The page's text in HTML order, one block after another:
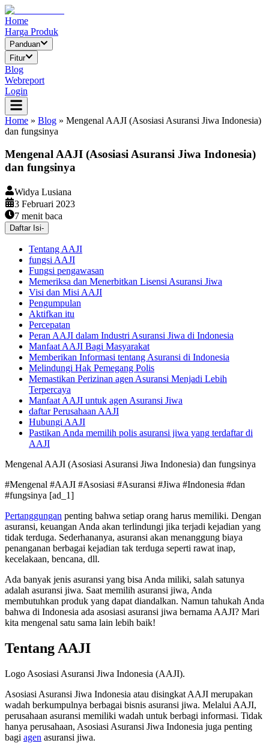
Home
Harga Produk
Panduan
Fitur
Blog
Webreport
Login
Home » Blog » Mengenal AAJI (Asosiasi Asuransi Jiwa Indonesia)
dan fungsinya
Mengenal AAJI (Asosiasi Asuransi Jiwa Indonesia)
dan fungsinya
Widya Lusiana
3 Februari 2023
7 menit baca
Daftar Isi-
Tentang AAJI
fungsi AAJI
Fungsi pengawasan
Memeriksa dan Menerbitkan Lisensi Asuransi Jiwa
Visi dan Misi AAJI
Pengumpulan
Aktifkan itu
Percepatan
Peran AAJI dalam Industri Asuransi Jiwa di Indonesia
Manfaat AAJI Bagi Masyarakat
Memberikan Informasi tentang Asuransi di Indonesia
Melindungi Hak Pemegang Polis
Memastikan Perizinan agen Asuransi Menjadi Lebih
Terpercaya
Manfaat AAJI untuk agen Asuransi Jiwa
daftar Perusahaan AAJI
Hubungi AAJI
Pastikan Anda memilih polis asuransi jiwa yang terdaftar di
AAJI
Mengenal AAJI (Asosiasi Asuransi Jiwa Indonesia) dan fungsinya
#Mengenal #AAJI #Asosiasi #Asuransi #Jiwa #Indonesia #dan
#fungsinya [ad_1]
Pertanggungan penting bahwa setiap orang harus memiliki. Dengan
asuransi, keuangan Anda akan terlindungi jika terjadi kejadian yang
tidak terduga. Sederhananya, asuransi akan menanggung biaya
penanganan berbagai kejadian tak terduga seperti rawat inap,
kecelakaan, bencana, dll.
Ada banyak jenis asuransi yang bisa Anda miliki, salah satunya
adalah asuransi jiwa. Saat memilih asuransi jiwa, Anda
membutuhkan produk yang dapat diandalkan. Namun tahukah Anda
bahwa di Indonesia ada asosiasi asuransi jiwa bernama AAJI? Mari
kita mengenal satu sama lain lebih baik!
Tentang AAJI
Logo Asosiasi Asuransi Jiwa Indonesia (AAJI).
Asosiasi Asuransi Jiwa Indonesia atau disingkat AAJI merupakan
wadah berkumpulnya berbagai bisnis asuransi jiwa. Melalui AAJI,
perusahaan asuransi memiliki wadah untuk berbagi informasi. Tidak
hanya perusahaan, Asosiasi Asuransi Jiwa Indonesia juga penting
bagi agen asuransi jiwa.